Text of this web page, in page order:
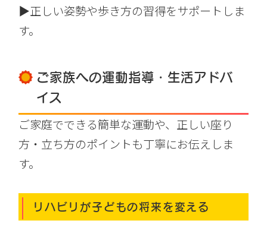
▶正しい姿勢や歩き方の習得をサポートしま
す。
ご家族への運動指導・生活アドバ
イス
ご家庭でできる簡単な運動や、正しい座り
方・立ち方のポイントも丁寧にお伝えしま
す。
リハビリが子どもの将来を変える